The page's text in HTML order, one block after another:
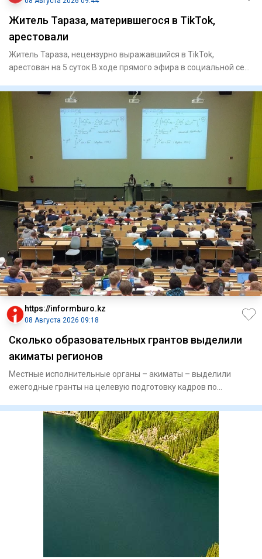
Житель Тараза, матерившегося в TikTok,
арестовали
Житель Тараза, нецензурно выражавшийся в TikTok,
арестован на 5 суток В ходе прямого эфира в социальной сети
https://informburo.kz
08 Августа 2026 09:18
Сколько образовательных грантов выделили
акиматы регионов
Местные исполнительные органы – акиматы – выделили
ежегодные гранты на целевую подготовку кадров по